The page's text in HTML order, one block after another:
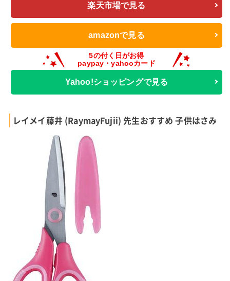
楽天市場で見る
amazonで見る
Yahoo!ショッピングで見る
レイメイ藤井 (RaymayFujii) 先生おすすめ 子供はさみ